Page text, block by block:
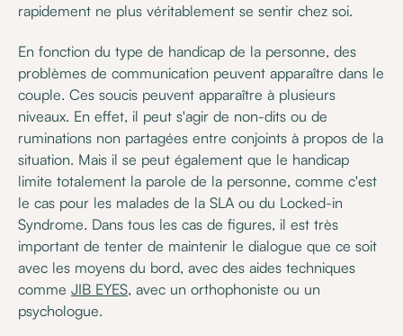
rapidement ne plus véritablement se sentir chez soi.
En fonction du type de handicap de la personne, des
problèmes de communication peuvent apparaître dans le
couple. Ces soucis peuvent apparaître à plusieurs
niveaux. En effet, il peut s'agir de non-dits ou de
ruminations non partagées entre conjoints à propos de la
situation. Mais il se peut également que le handicap
limite totalement la parole de la personne, comme c'est
le cas pour les malades de la SLA ou du Locked-in
Syndrome. Dans tous les cas de figures, il est très
important de tenter de maintenir le dialogue que ce soit
avec les moyens du bord, avec des aides techniques
commeJIB EYES, avec un orthophoniste ou un
psychologue.